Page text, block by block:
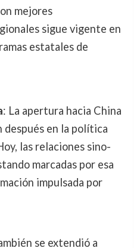
mejores
sigue vigente en
estatales de
: La apertura hacia China
después en la política
las relaciones sino-
marcadas por esa
impulsada por
se extendió a